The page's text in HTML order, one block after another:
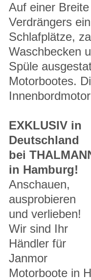
Auf einer
Verdrängers
Schlafplätze,
Waschbecken
Spüle
Motorbootes.
EXKLUSIV in
Deutschland
bei
in Hamburg!
Anschauen,
ausprobieren
und verlieben!
Wir sind Ihr
Händler für
Janmor
Motorboote in